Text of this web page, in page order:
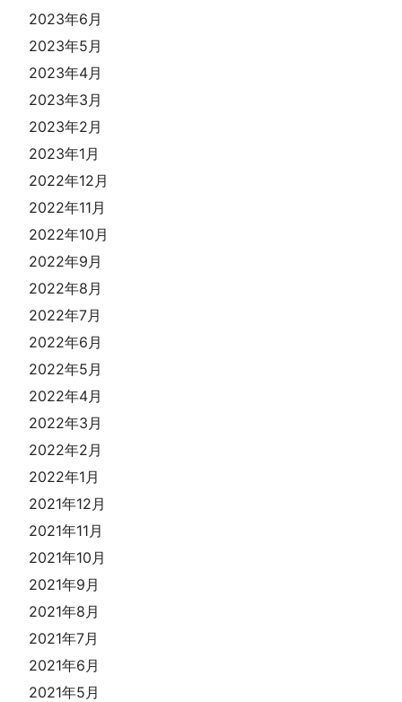
2023年6月
2023年5月
2023年4月
2023年3月
2023年2月
2023年1月
2022年12月
2022年11月
2022年10月
2022年9月
2022年8月
2022年7月
2022年6月
2022年5月
2022年4月
2022年3月
2022年2月
2022年1月
2021年12月
2021年11月
2021年10月
2021年9月
2021年8月
2021年7月
2021年6月
2021年5月